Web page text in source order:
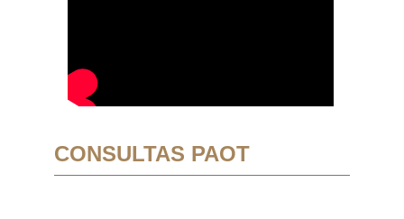
CONSULTAS PAOT